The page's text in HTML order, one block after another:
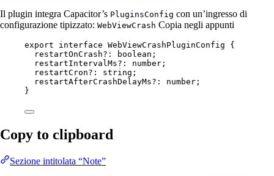
Il plugin integra Capacitor’s PluginsConfig con un’ingresso di
configurazione tipizzato: WebViewCrash Copia negli appunti
export interface WebViewCrashPluginConfig {
restartOnCrash?: boolean ;
restartIntervalMs?: number ;
restartCron?: string ;
restartAfterCrashDelayMs?: number ;
}
Copy to clipboard
Sezione intitolata “Note”